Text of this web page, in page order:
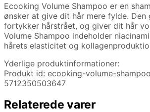
Ecooking Volume Shampoo er en
ønsker at give dit hår mere fylde. Den
fortykker hårstrået, og giver dit hår
Volume Shampoo indeholder
hårets elasticitet og
Yderlige produktinformationer:
Produkt id: ecooking-volume-
5712350503647
Relaterede varer